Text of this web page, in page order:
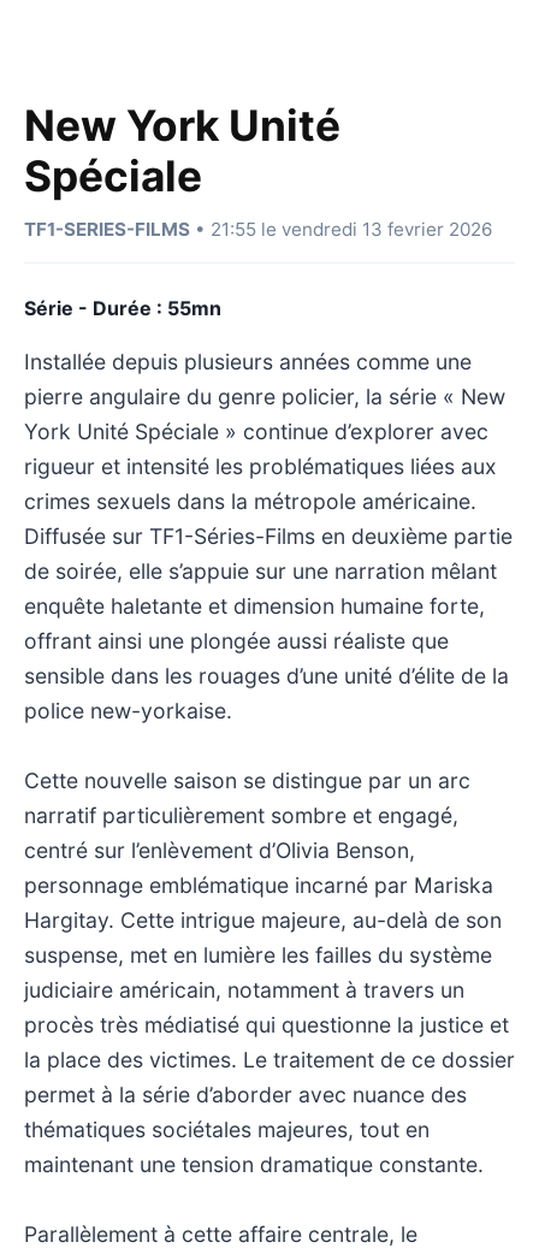
New York Unité
Spéciale
TF1-SERIES-FILMS • 21:55 le vendredi 13 fevrier 2026
Série - Durée : 55mn
Installée depuis plusieurs années comme une
pierre angulaire du genre policier, la série « New
York Unité Spéciale » continue d’explorer avec
rigueur et intensité les problématiques liées aux
crimes sexuels dans la métropole américaine.
Diffusée sur TF1-Séries-Films en deuxième partie
de soirée, elle s’appuie sur une narration mêlant
enquête haletante et dimension humaine forte,
offrant ainsi une plongée aussi réaliste que
sensible dans les rouages d’une unité d’élite de la
police new-yorkaise.
Cette nouvelle saison se distingue par un arc
narratif particulièrement sombre et engagé,
centré sur l’enlèvement d’Olivia Benson,
personnage emblématique incarné par Mariska
Hargitay. Cette intrigue majeure, au-delà de son
suspense, met en lumière les failles du système
judiciaire américain, notamment à travers un
procès très médiatisé qui questionne la justice et
la place des victimes. Le traitement de ce dossier
permet à la série d’aborder avec nuance des
thématiques sociétales majeures, tout en
maintenant une tension dramatique constante.
Parallèlement à cette affaire centrale, le